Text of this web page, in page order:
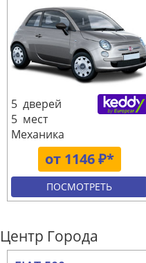
от 1146 ₽*
5 дверей
5 мест
Механика
ПОСМОТРЕТЬ
Центр Города